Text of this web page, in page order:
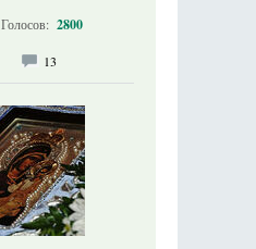
Голосов: 2800
13